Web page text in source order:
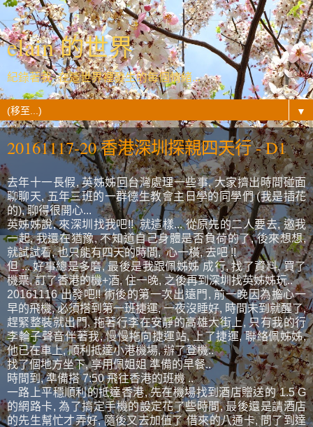
elain 的世界
紀錄著我- 在這世界裡發生的每個情緒...
▼
20161117-20 香港深圳探親四天行 - D1
去年十一長假, 英姊姊回台灣處理一些事, 大家擠出時間碰面
聊聊天, 五年三班的一群德生教會主日學的同學們 (我是插花
的), 聊得很開心...
英姊姊說, 來深圳找我吧!! 就這樣... 從原先的二人要去, 邀我
一起, 我還在猶豫, 不知道自己身體是否負荷的了, 後來想想,
就試試看, 也只能有四天的時間, 心一橫, 去吧 !!
但 ... 好事總是多磨, 最後是我跟佩姊姊 成行, 找了資料, 買了
機票, 訂了香港的機+酒, 住一晚, 之後再到深圳找英姊姊玩..
20161116 出發吧!! 術後的第一次出遠門, 前一晚因為擔心一
早的飛機, 必須搭到第一班捷運, 一夜沒睡好, 時間未到就醒了,
趕緊整裝就出門, 拖著行李在安靜的高雄大街上, 只有我的行
李輪子聲音伴著我, 慢慢拖向捷運站, 上了捷運, 聯絡佩姊姊,
他已在車上, 順利抵達小港機場, 辦了登機..
找了個地方坐下, 享用佩姐姐 準備的早餐..
時間到, 準備搭 7:50 飛往香港的班機 ..
一路上平穩順利的抵達香港, 先在機場找到酒店贈送的 1.5 G
的網路卡, 為了搞定手機的設定花了些時間, 最後還是請酒店
的先生幫忙才弄好, 隨後又去加值了 借來的八通卡, 問了到達